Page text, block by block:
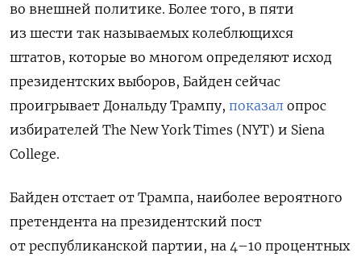
во внешней политике. Более того, в пяти
из шести так называемых колеблющихся
штатов, которые во многом определяют исход
президентских выборов, Байден сейчас
проигрывает Дональду Трампу, показал опрос
избирателей The New York Times (NYT) и Siena
College.
Байден отстает от Трампа, наиболее вероятного
претендента на президентский пост
от республиканской партии, на 4–10 процентных